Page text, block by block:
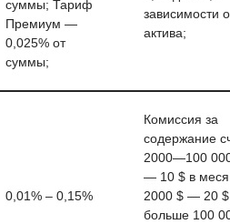
суммы; Тариф
Премиум —
0,025% от
суммы;
зависимости
актива;
0,01% – 0,15%
Комиссия за
содержание
2000—100
— 10 $ в
2000 $ — 20
больше 100